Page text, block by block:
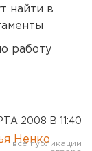
найти в
работу
2008 В 11:40
Ненко